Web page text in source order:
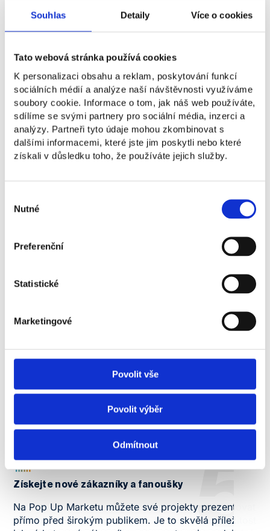
Souhlas Detaily Více o cookies
Tato webová stránka používá cookies
K personalizaci obsahu a reklam, poskytování funkcí
sociálních médií a analýze naší návštěvnosti využíváme
soubory cookie. Informace o tom, jak náš web používáte,
sdílíme se svými partnery pro sociální média, inzerci a
analýzy. Partneři tyto údaje mohou zkombinovat s
dalšími informacemi, které jste jim poskytli nebo které
získali v důsledku toho, že používáte jejich služby.
souhlasu
Nutné
Preferenční
Statistické
Marketingové
Povolit vše
Povolit výběr
Odmítnout
1
Potkáte inspirativní podnikatele, kreativce
a odborníky, kteří mohou obohatit váš projekt.
Vytvořte si síť kontaktů, které mohou vést
k zajímavým obchodním příležitostem.
2
Buď te součástí komunity tvůrců
k lidem, kteří sdílejí vaši vášeň pro inovace a tvůrčí
3
Využijte jedinečnou příležitost k propagaci své
produkty a služby, ať už jde o originální designy,
chutné dobroty nebo inovativní nápady. 4
Získejte přehled o trhu a nových trendech
Sledujte, jaké trendy a novinky hýbou trhem. Pop Up
Market je ideálním místem pro získání inspirace
a poznání konkurence. Objevte nové nápady
a inspirujte se pro svůj další projekt!
5
Získejte nové zákazníky a fanoušky
Na Pop Up Marketu můžete své projekty prezentovat
přímo před širokým publikem. Je to skvělá příležitost